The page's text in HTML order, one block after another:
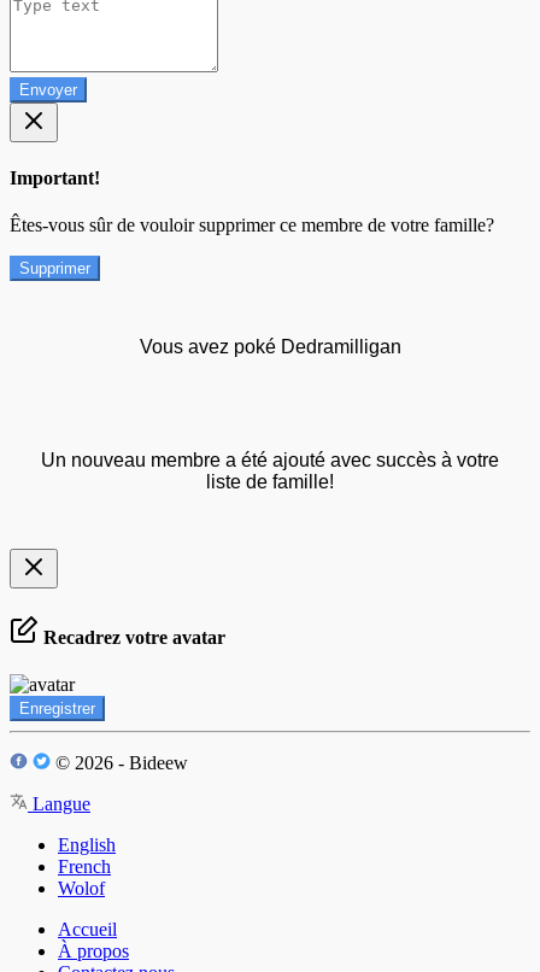
Envoyer
Important!
Êtes-vous sûr de vouloir supprimer ce membre de votre famille?
Supprimer
Vous avez poké Dedramilligan
Un nouveau membre a été ajouté avec succès à votre
liste de famille!
Recadrez votre avatar
Enregistrer
© 2026 - Bideew
Langue
English
French
Wolof
Accueil
À propos